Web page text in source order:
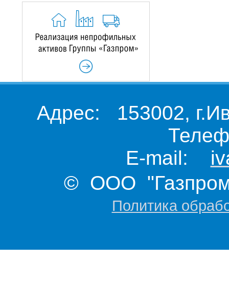
Адрес: 153002,
E-mail:
© ООО "Газпром
Политика